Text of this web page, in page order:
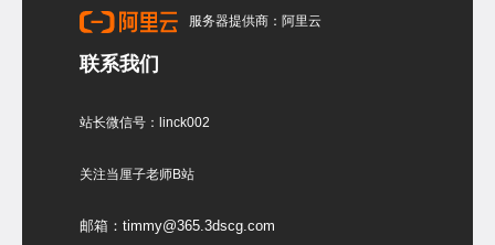
服务器提供商：阿里云
联系我们
站长微信号：linck002
关注当厘子老师B站
邮箱：timmy@365.3dscg.com